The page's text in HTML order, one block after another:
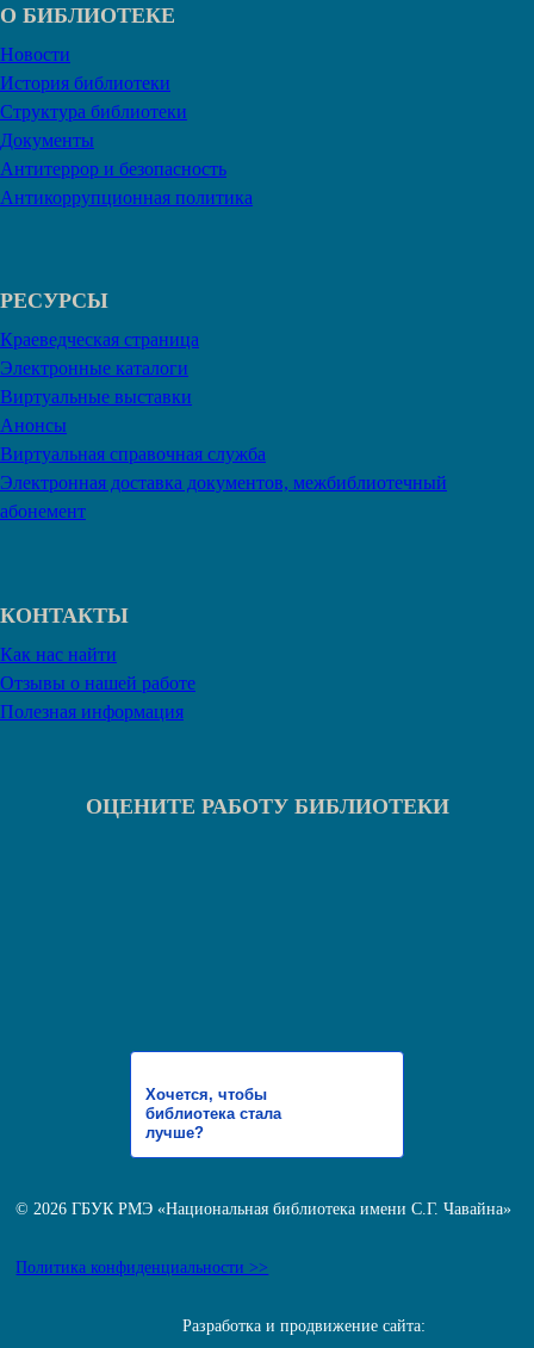
О БИБЛИОТЕКЕ
Новости
История библиотеки
Структура библиотеки
Документы
Антитеррор и безопасность
Антикоррупционная политика
РЕСУРСЫ
Краеведческая страница
Электронные каталоги
Виртуальные выставки
Анонсы
Виртуальная справочная служба
Электронная доставка документов, межбиблиотечный
абонемент
КОНТАКТЫ
Как нас найти
Отзывы о нашей работе
Полезная информация
ОЦЕНИТЕ РАБОТУ БИБЛИОТЕКИ
Хочется, чтобы
библиотека стала
лучше?
© 2026 ГБУК РМЭ «Национальная библиотека имени С.Г. Чавайна»
Политика конфиденциальности >>
Разработка и продвижение сайта: